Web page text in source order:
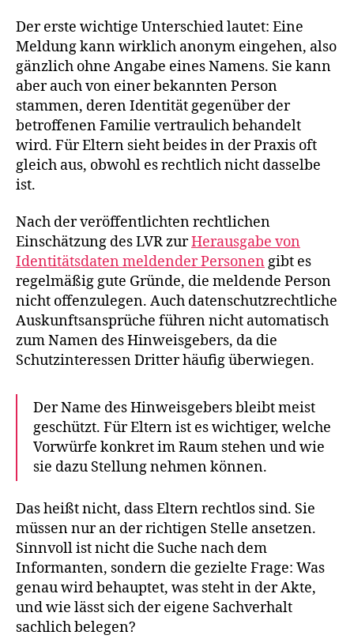
Der erste wichtige Unterschied lautet: Eine
Meldung kann wirklich anonym eingehen, also
gänzlich ohne Angabe eines Namens. Sie kann
aber auch von einer bekannten Person
stammen, deren Identität gegenüber der
betroffenen Familie vertraulich behandelt
wird. Für Eltern sieht beides in der Praxis oft
gleich aus, obwohl es rechtlich nicht dasselbe
ist.
Nach der veröffentlichten rechtlichen
Einschätzung des LVR zurHerausgabe von
Identitätsdaten meldender Personen gibt es
regelmäßig gute Gründe, die meldende Person
nicht offenzulegen. Auch datenschutzrechtliche
Auskunftsansprüche führen nicht automatisch
zum Namen des Hinweisgebers, da die
Schutzinteressen Dritter häufig überwiegen.
Der Name des Hinweisgebers bleibt meist
geschützt. Für Eltern ist es wichtiger, welche
Vorwürfe konkret im Raum stehen und wie
sie dazu Stellung nehmen können.
Das heißt nicht, dass Eltern rechtlos sind. Sie
müssen nur an der richtigen Stelle ansetzen.
Sinnvoll ist nicht die Suche nach dem
Informanten, sondern die gezielte Frage: Was
genau wird behauptet, was steht in der Akte,
und wie lässt sich der eigene Sachverhalt
sachlich belegen?